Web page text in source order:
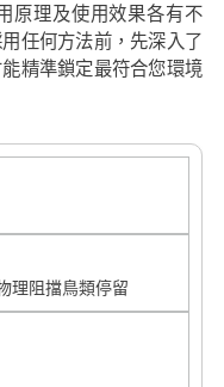
原理及使用效果各有不
任何方法前，先深入了
精準鎖定最符合您環境
理阻擋鳥類停留